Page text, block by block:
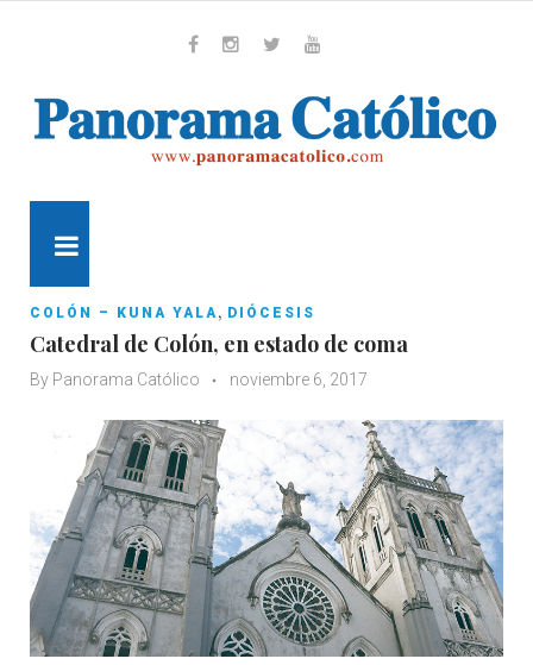
COLÓN – KUNA YALA, DIÓCESIS
Catedral de Colón, en estado de coma
By Panorama Católico noviembre 6, 2017